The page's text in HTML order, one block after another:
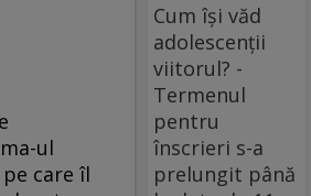
ul
care îl
Cum își văd
adolescenții
viitorul? -
Termenul
pentru
înscrieri s-a
prelungit până